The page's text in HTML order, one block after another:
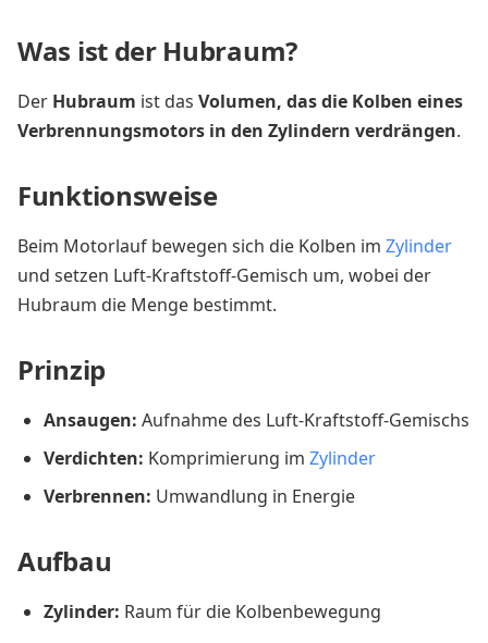
Was ist der Hubraum?
Der Hubraum ist das Volumen, das die Kolben eines
Verbrennungsmotors in den Zylindern verdrängen.
Funktionsweise
Beim Motorlauf bewegen sich die Kolben im Zylinder
und setzen Luft-Kraftstoff-Gemisch um, wobei der
Hubraum die Menge bestimmt.
Prinzip
Ansaugen: Aufnahme des Luft-Kraftstoff-Gemischs
Verdichten: Komprimierung im Zylinder
Verbrennen: Umwandlung in Energie
Aufbau
Zylinder: Raum für die Kolbenbewegung